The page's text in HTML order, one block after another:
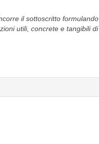
il sottoscritto formulando
utili, concrete e tangibili di